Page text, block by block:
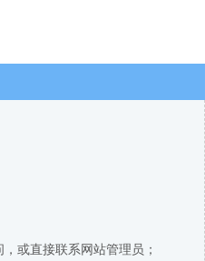
或直接联系网站管理员；